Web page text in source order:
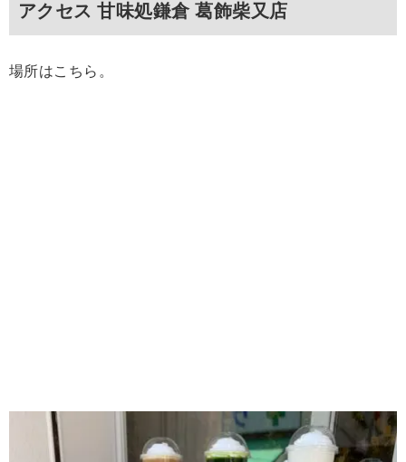
アクセス 甘味処鎌倉 葛飾柴又店
場所はこちら。